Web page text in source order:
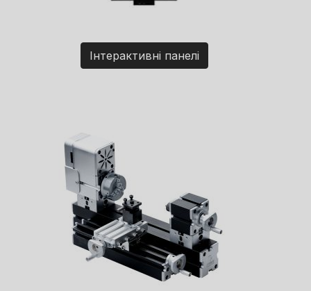
Інтерактивні панелі